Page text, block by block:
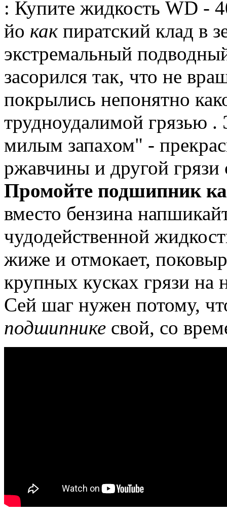
: Купите жидкость WD -
йо какпиратский клад в
экстремальный
засорился так, что не
покрылись непонятно
трудноудалимой грязью .
милым запахом" -
ржавчины и другой грязи
Промойте подшипник
вместо бензина
чудодейственной
жиже и отмокает,
крупных кусках грязи на
Сей шаг нужен потому,
подшипнике свой, со